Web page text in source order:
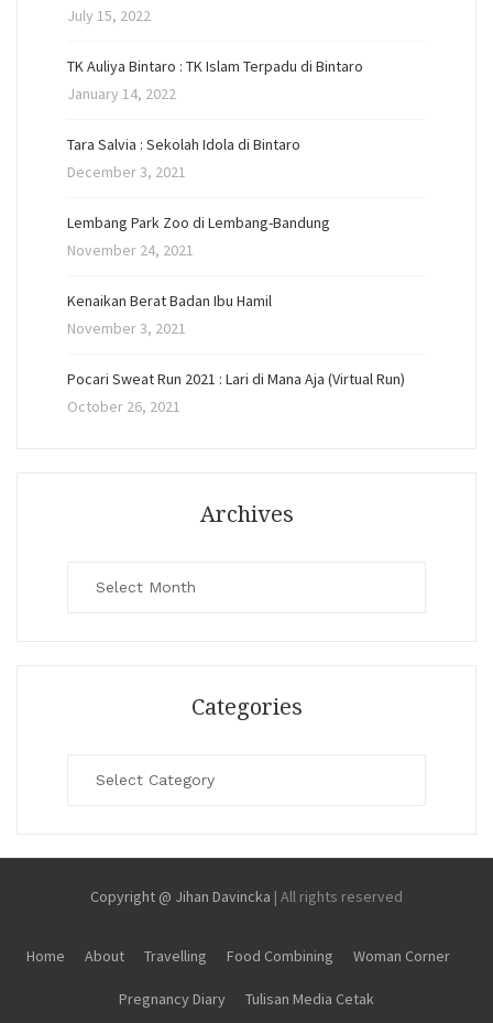
July 15, 2022
TK Auliya Bintaro : TK Islam Terpadu di Bintaro
January 14, 2022
Tara Salvia : Sekolah Idola di Bintaro
December 3, 2021
Lembang Park Zoo di Lembang-Bandung
November 24, 2021
Kenaikan Berat Badan Ibu Hamil
November 3, 2021
Pocari Sweat Run 2021 : Lari di Mana Aja (Virtual Run)
October 26, 2021
Archives
Categories
Copyright @ Jihan Davincka | All rights reserved
Home About Travelling Food Combining Woman Corner
Pregnancy Diary Tulisan Media Cetak